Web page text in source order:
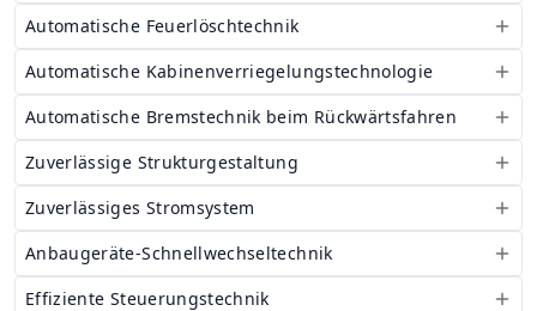
Automatische Feuerlöschtechnik
Automatische Kabinenverriegelungstechnologie
Automatische Bremstechnik beim Rückwärtsfahren
Zuverlässige Strukturgestaltung
Zuverlässiges Stromsystem
Anbaugeräte-Schnellwechseltechnik
Effiziente Steuerungstechnik